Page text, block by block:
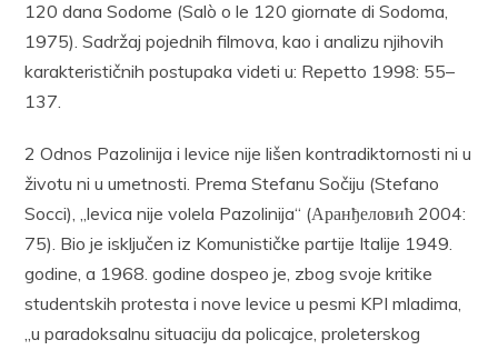
120 dana Sodome (Salò o le 120 giornate di Sodoma,
1975). Sadržaj pojednih filmova, kao i analizu njihovih
karakterističnih postupaka videti u: Repetto 1998: 55–
137.
2 Odnos Pazolinija i levice nije lišen kontradiktornosti ni u
životu ni u umetnosti. Prema Stefanu Sočiju (Stefano
Socci), „levica nije volela Pazolinija“ (Аранђеловић 2004:
75). Bio je isključen iz Komunističke partije Italije 1949.
godine, a 1968. godine dospeo je, zbog svoje kritike
studentskih protesta i nove levice u pesmi KPI mladima,
„u paradoksalnu situaciju da policajce, proleterskog